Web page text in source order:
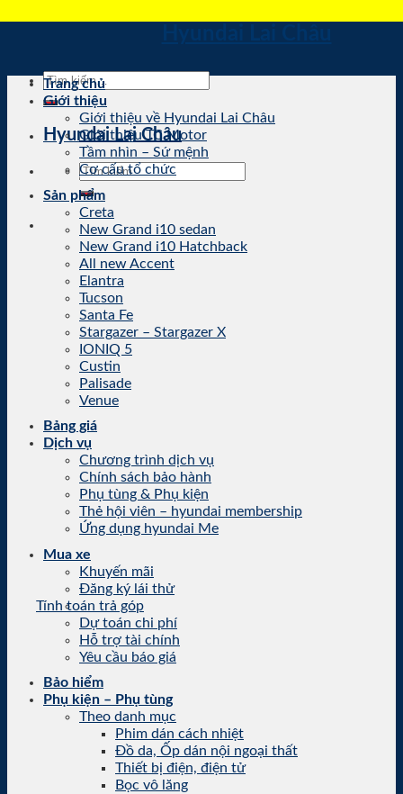
Tìm
kiếm:
Hyundai Lai Châu
Tìm
kiếm:
Trang chủ
Giới thiệu
Giới thiệu về Hyundai Lai Châu
Giới thiệu TC Motor
Tầm nhìn – Sứ mệnh
Cơ cấu tổ chức
Sản phẩm
Creta
New Grand i10 sedan
New Grand i10 Hatchback
All new Accent
Elantra
Tucson
Santa Fe
Stargazer – Stargazer X
IONIQ 5
Custin
Palisade
Venue
Bảng giá
Dịch vụ
Chương trình dịch vụ
Chính sách bảo hành
Phụ tùng & Phụ kiện
Thẻ hội viên – hyundai membership
Ứng dụng hyundai Me
Mua xe
Khuyến mãi
Đăng ký lái thử
Tính toán trả góp
Dự toán chi phí
Hỗ trợ tài chính
Yêu cầu báo giá
Bảo hiểm
Phụ kiện – Phụ tùng
Theo danh mục
Phim dán cách nhiệt
Đồ da, Ốp dán nội ngoại thất
Thiết bị điện, điện tử
Bọc vô lăng